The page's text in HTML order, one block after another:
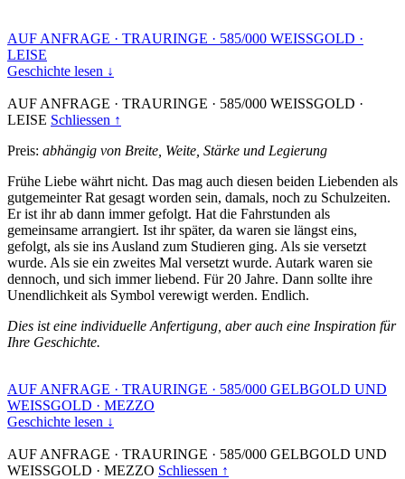
AUF ANFRAGE · TRAURINGE · 585/000 WEISSGOLD ·
LEISE
Geschichte lesen ↓
AUF ANFRAGE · TRAURINGE · 585/000 WEISSGOLD ·
LEISE Schliessen ↑
Preis: abhängig von Breite, Weite, Stärke und Legierung
Frühe Liebe währt nicht. Das mag auch diesen beiden Liebenden als
gutgemeinter Rat gesagt worden sein, damals, noch zu Schulzeiten.
Er ist ihr ab dann immer gefolgt. Hat die Fahrstunden als
gemeinsame arrangiert. Ist ihr später, da waren sie längst eins,
gefolgt, als sie ins Ausland zum Studieren ging. Als sie versetzt
wurde. Als sie ein zweites Mal versetzt wurde. Autark waren sie
dennoch, und sich immer liebend. Für 20 Jahre. Dann sollte ihre
Unendlichkeit als Symbol verewigt werden. Endlich.
Dies ist eine individuelle Anfertigung, aber auch eine Inspiration für
Ihre Geschichte.
AUF ANFRAGE · TRAURINGE · 585/000 GELBGOLD UND
WEISSGOLD · MEZZO
Geschichte lesen ↓
AUF ANFRAGE · TRAURINGE · 585/000 GELBGOLD UND
WEISSGOLD · MEZZO Schliessen ↑